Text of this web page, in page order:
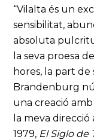
“Vilalta és un
sensibilitat,
absoluta
la seva proesa
hores, la part
Brandenburg
una creació
la meva direcció
1979, El Siglo de